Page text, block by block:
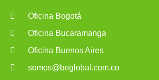
Oficina Bogotá
Oficina Bucaramanga
Oficina Buenos Aires
somos@beglobal.com.co